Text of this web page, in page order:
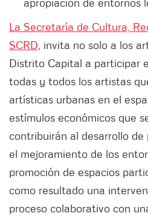
La Secretaría de Cultura,
SCRD , invita no solo a los
Distrito Capital a participar
todas y todos los artistas
artísticas urbanas en el
estímulos económicos que
contribuirán al desarrollo
el mejoramiento de los
promoción de espacios
como resultado una
proceso colaborativo con